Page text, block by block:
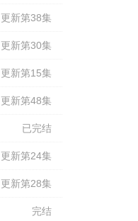
更新第38集
更新第30集
更新第15集
更新第48集
已完结
更新第24集
更新第28集
完结